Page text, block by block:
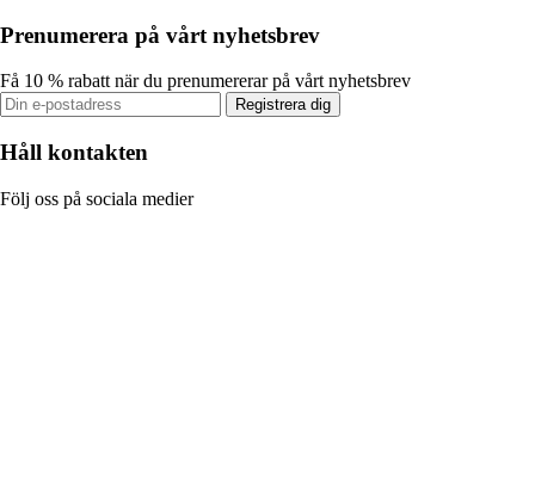
Prenumerera på vårt nyhetsbrev
Få 10 % rabatt när du prenumererar på vårt nyhetsbrev
Registrera dig
Håll kontakten
Följ oss på sociala medier